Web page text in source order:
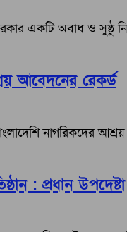
একটি অবাধ ও সুষ্ঠু
আবেদনের রেকর্ড
নাগরিকদের
: প্রধান উপদেষ্টা